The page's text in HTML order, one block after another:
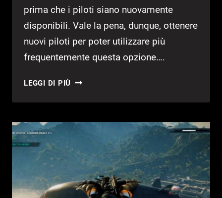
prima che i piloti siano nuovamente
disponibili. Vale la pena, dunque, ottenere
nuovi piloti per poter utilizzare più
frequentemente questa opzione….
LEGGI DI PIÙ COME
ALTRI
CAUSE